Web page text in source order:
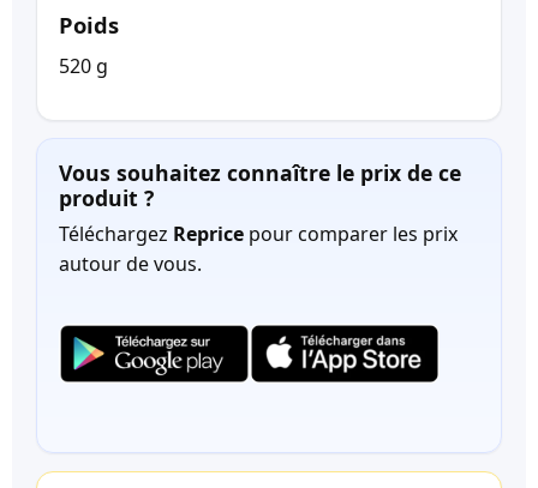
Poids
520 g
Vous souhaitez connaître le prix de ce
produit ?
Téléchargez Reprice pour comparer les prix
autour de vous.